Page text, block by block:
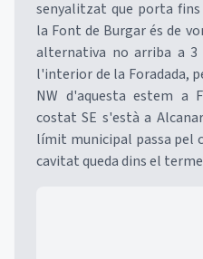
senyalitzat que porta
la Font de Burgar és de
alternativa no arriba a
l'interior de la Foradada,
NW d'aquesta estem a
costat SE s'està a
límit municipal passa pel
cavitat queda dins el